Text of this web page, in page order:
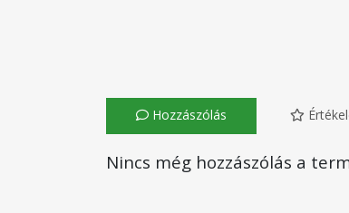
Hozzászólás
Nincs még hozzászólás a